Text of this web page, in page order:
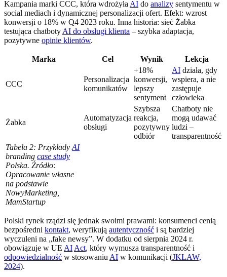
Kampania marki CCC, która wdrożyła AI do analizy sentymentu w
social mediach i dynamicznej personalizacji ofert. Efekt: wzrost
konwersji o 18% w Q4 2023 roku. Inna historia: sieć Żabka
testująca chatboty AI do obsługi klienta – szybka adaptacja,
pozytywne opinie klientów.
Marka Cel Wynik Lekcja
CCC
Personalizacja
komunikatów
+18%
konwersji,
lepszy
sentyment
AI działa, gdy
wspiera, a nie
zastępuje
człowieka
Żabka
Automatyzacja
obsługi
Szybsza
reakcja,
pozytywny
odbiór
Chatboty nie
mogą udawać
ludzi –
transparentność
Tabela 2: Przykłady AI
branding case study
Polska. Źródło:
Opracowanie własne
na podstawie
NowyMarketing,
MamStartup
Polski rynek rządzi się jednak swoimi prawami: konsumenci cenią
bezpośredni kontakt, weryfikują autentyczność i są bardziej
wyczuleni na „fake newsy”. W dodatku od sierpnia 2024 r.
obowiązuje w UE AI Act, który wymusza transparentność i
odpowiedzialność w stosowaniu AI w komunikacji (JKLAW,
2024).